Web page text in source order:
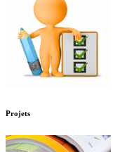
Projets